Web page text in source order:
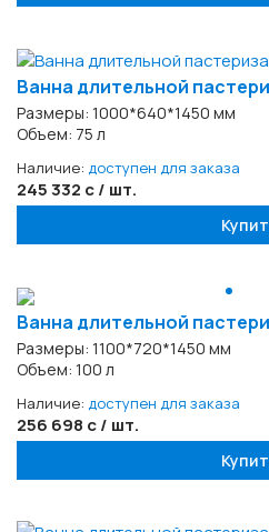
Ванна длительной
Размеры: 1000*640*1450 мм
Объем: 75 л
Наличие: доступен для заказа
245 332 с / шт.
Ванна длительной
Размеры: 1100*720*1450 мм
Объем: 100 л
Наличие: доступен для заказа
256 698 с / шт.